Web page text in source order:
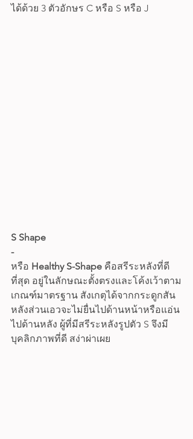
ได้ด้วย 3 ตัวอักษร C หรือ S หรือ J
S Shape
-
หรือ Healthy S-Shape คือสรีระหลังที่ดี
ที่สุด อยู่ในลักษณะตั้งตรงและโค้งเว้าตาม
เกณฑ์มาตรฐาน สังเกตุได้จากกระดูกสัน
หลังส่วนเอวจะไม่ยื่นไปด้านหน้าหรือแอ่น
ไปด้านหลัง ผู้ที่มีสรีระหลังรูปตัว S จึงมี
บุคลิกภาพที่ดี สง่าผ่าเผย